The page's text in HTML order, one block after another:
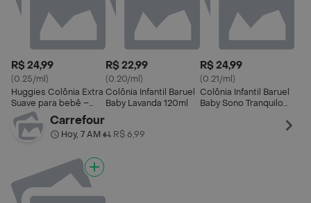
R$ 24,99
(0.25/ml)
Huggies Colônia Extra
Suave para bebê –
100ml
R$ 22,99
(0.20/ml)
Colônia Infantil Baruel
Baby Lavanda 120ml
R$ 24,99
(0.21/ml)
Colônia Infantil Baruel
Baby Sono Tranquilo
Carrefour
Hoy, 7 AM• R$ 6,99